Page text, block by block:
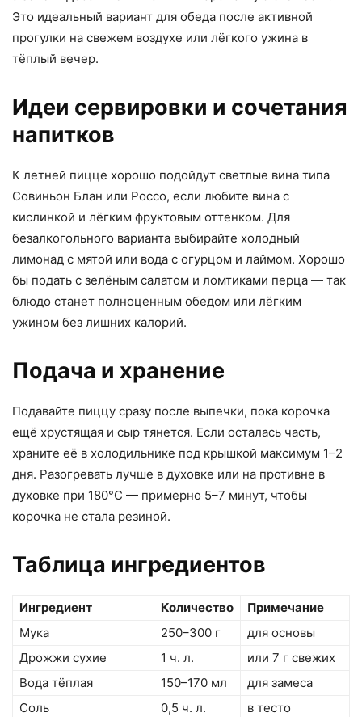
Это идеальный вариант для обеда после активной
прогулки на свежем воздухе или лёгкого ужина в
тёплый вечер.
Идеи сервировки и сочетания
напитков
К летней пицце хорошо подойдут светлые вина типа
Совиньон Блан или Россо, если любите вина с
кислинкой и лёгким фруктовым оттенком. Для
безалкогольного варианта выбирайте холодный
лимонад с мятой или вода с огурцом и лаймом. Хорошо
бы подать с зелёным салатом и ломтиками перца — так
блюдо станет полноценным обедом или лёгким
ужином без лишних калорий.
Подача и хранение
Подавайте пиццу сразу после выпечки, пока корочка
ещё хрустящая и сыр тянется. Если осталась часть,
храните её в холодильнике под крышкой максимум 1–2
дня. Разогревать лучше в духовке или на противне в
духовке при 180°C — примерно 5–7 минут, чтобы
корочка не стала резиной.
Таблица ингредиентов
Ингредиент Количество
Примечание
Мука
250–300 г
для основы
Дрожжи сухие
1 ч. л.
или 7 г свежих
Вода тёплая
150–170 мл
для замеса
Соль
0,5 ч. л. в тесто